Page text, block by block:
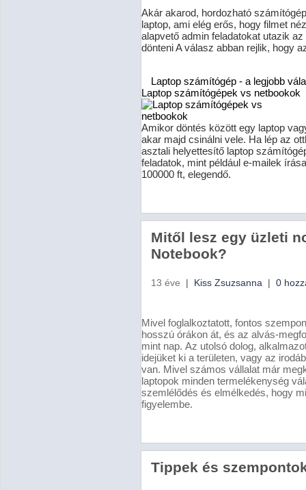
Akár akarod, hordozható
laptop, ami elég erős, hogy filmet
alapvető admin feladatokat utazik
dönteni A válasz abban rejlik, hogy
Laptop számítógép - a legjobb
Laptop számítógépek vs netbookok
Amikor döntés között egy laptop
akar majd csinálni vele. Ha lép az
asztali helyettesítő laptop
feladatok, mint például e-mailek
100000 ft, elegendő.
Mitől lesz egy üzleti
Notebook?
13 éve | Kiss Zsuzsanna | 0
Mivel foglalkoztatott, fontos
hosszú órákon át, és az alvás-
mint nap. Az utolsó dolog,
idejüket ki a területen, vagy az
van. Mivel számos vállalat már
laptopok minden termelékenység
szemlélődés és elmélkedés, hogy
figyelembe.
Tippek és